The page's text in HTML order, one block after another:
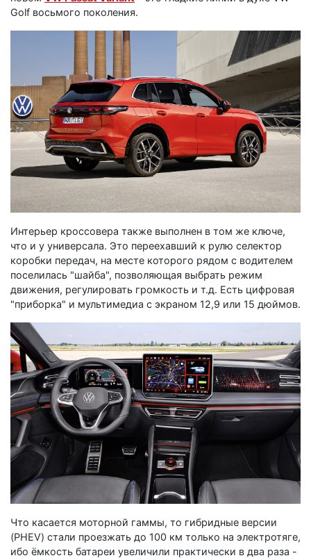
Golf восьмого поколения.
Интерьер кроссовера также выполнен в том же ключе,
что и у универсала. Это переехавший к рулю селектор
коробки передач, на месте которого рядом с водителем
поселилась "шайба", позволяющая выбрать режим
движения, регулировать громкость и т.д. Есть цифровая
"приборка" и мультимедиа с экраном 12,9 или 15 дюймов.
Что касается моторной гаммы, то гибридные версии
(PHEV) стали проезжать до 100 км только на электротяге,
ибо ёмкость батареи увеличили практически в два раза -